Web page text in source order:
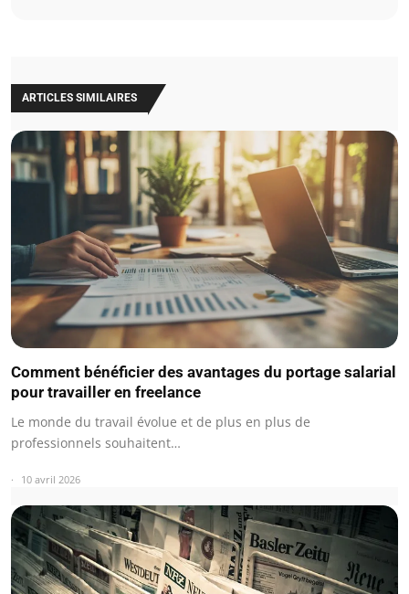
ARTICLES SIMILAIRES
Comment bénéficier des avantages du portage salarial
pour travailler en freelance
Le monde du travail évolue et de plus en plus de
professionnels souhaitent…
10 avril 2026